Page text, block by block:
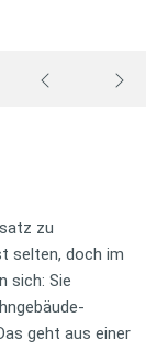
zu
selten, doch im
sich: Sie
geht aus einer